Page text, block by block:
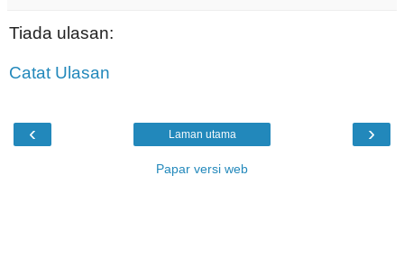
Tiada ulasan:
Catat Ulasan
‹ ›
Laman utama
Papar versi web